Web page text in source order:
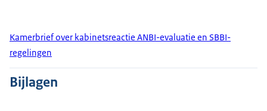
Kamerbrief over kabinetsreactie ANBI-evaluatie en SBBI-
regelingen
Bijlagen